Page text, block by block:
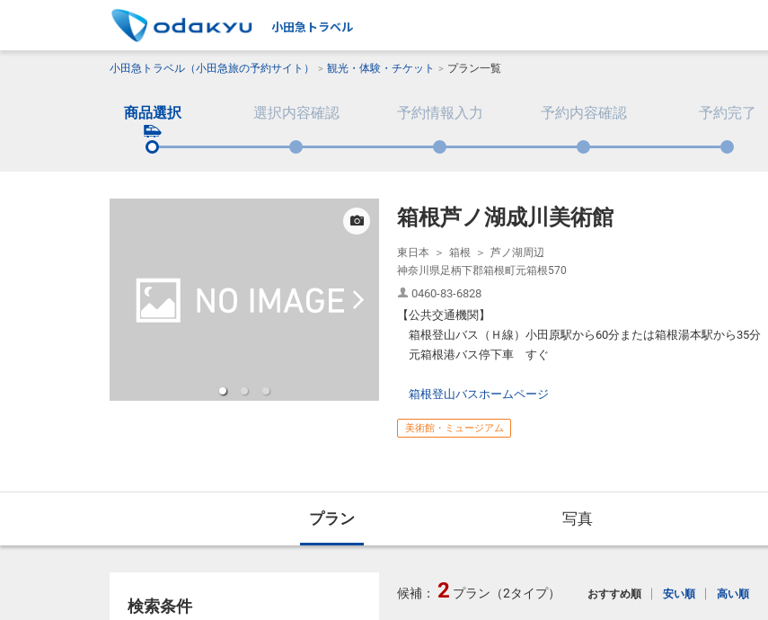
小田急トラベル
小田急トラベル（小田急旅の予約サイト） 観光・体験・チケット プラン一覧
商品選択 選択内容確認 予約情報入力 予約内容確認 予約完了
箱根芦ノ湖成川美術館
東日本 箱根
芦ノ湖周辺
神奈川県足柄下郡箱根町元箱根570
0460-83-6828
【公共交通機関】
箱根登山バス（Ｈ線）小田原駅から60分または箱根湯本駅から35分
元箱根港バス停下車 すぐ
箱根登山バスホームページ
美術館・ミュージアム
プラン 写真
検索条件
候補： 2 プラン（2タイプ） おすすめ順 安い順 高い順